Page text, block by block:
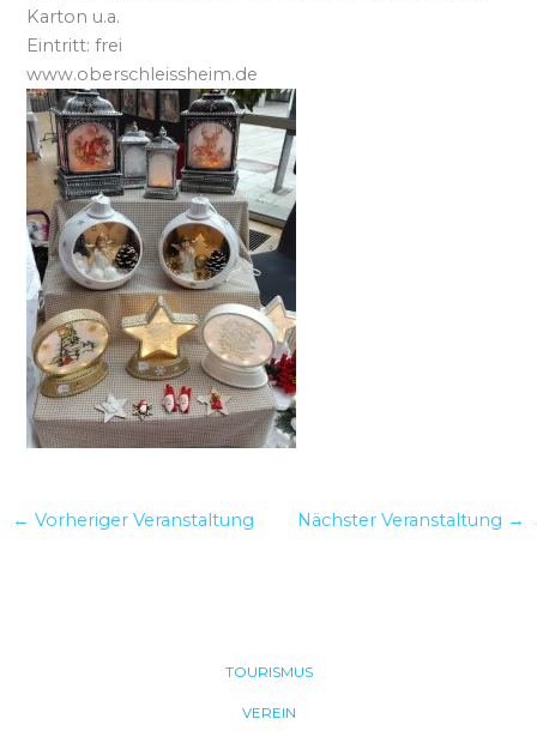
Karton u.a.
Eintritt: frei
www.oberschleissheim.de
← Vorheriger Veranstaltung Nächster Veranstaltung →
TOURISMUS
VEREIN